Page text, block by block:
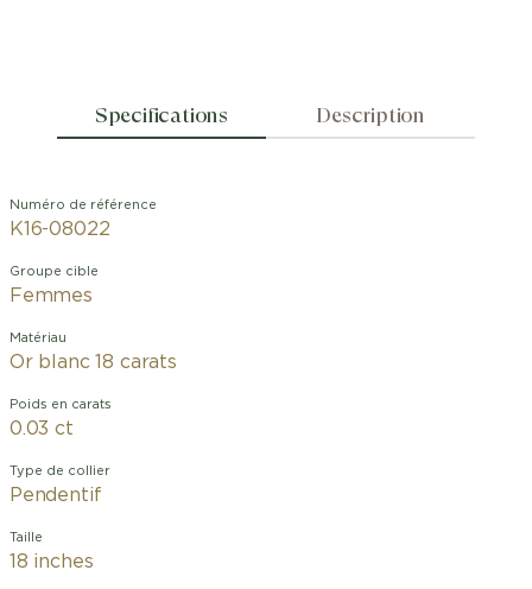
Specifications Description
Numéro de référence
K16-08022
Groupe cible
Femmes
Matériau
Or blanc 18 carats
Poids en carats
0.03 ct
Type de collier
Pendentif
Taille
18 inches